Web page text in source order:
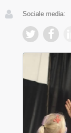
Sociale media: